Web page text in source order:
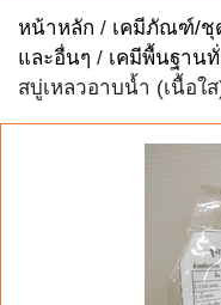
หน้าหลัก / เคมีภัณฑ์/ชุ
และอื่นๆ / เคมีพื้นฐานทั่
สบู่เหลวอาบน้ำ (เนื้อใ